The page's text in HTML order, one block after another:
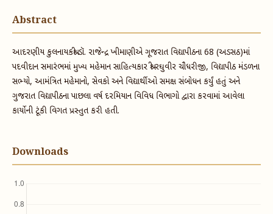
Abstract
આદરણીય કુલનાયકશ્રી ડૉ. રાજેન્દ્ર ખીમાણીએ ગૂજરાત વિદ્યાપીઠના 68 (અડસઠ)માં
પદવીદાન સમારંભમાં મુખ્ય મહેમાન સાહિત્યકાર શ્રી રઘુવીર ચૌધરીજી, વિદ્યાપીઠ મંડળના
સભ્યો, આમંત્રિત મહેમાનો, સેવકો અને વિદ્યાર્થીઓ સમક્ષ સંબોધન કર્યું હતું અને
ગુજરાત વિદ્યાપીઠના પાછલા વર્ષ દરમિયાન વિવિધ વિભાગો દ્વારા કરવામાં આવેલા
કાર્યોની ટૂંકી વિગત પ્રસ્તુત કરી હતી.
Downloads